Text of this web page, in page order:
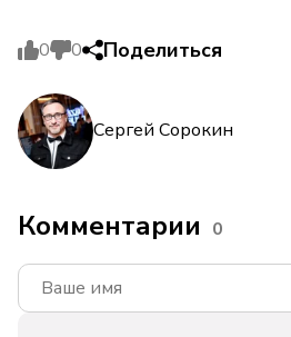
0 0 Поделиться
Сергей Сорокин
Комментарии 0